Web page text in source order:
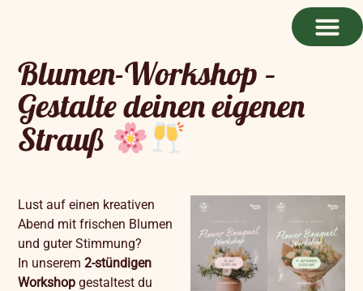
Blumen-Workshop –
Gestalte deinen eigenen
Strauß
Lust auf einen kreativen
Abend mit frischen Blumen
und guter Stimmung?
In unserem2-stündigen
Workshop gestaltest du